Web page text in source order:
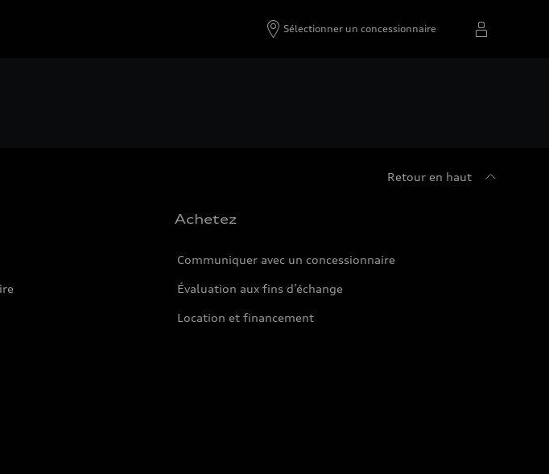
Sélectionner un concessionnaire
Retour en haut
Achetez
Communiquer avec un concessionnaire
Évaluation aux fins d’échange
Location et financement